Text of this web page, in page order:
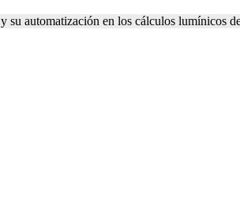
automatización en los cálculos lumínicos